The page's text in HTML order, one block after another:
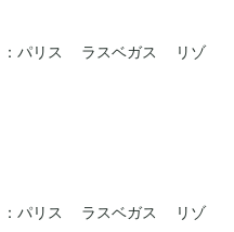
：パリス ラスベガス リゾ
：パリス ラスベガス リゾ